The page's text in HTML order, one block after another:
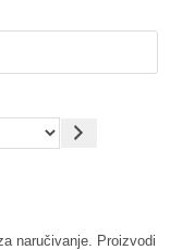
naručivanje. Proizvodi